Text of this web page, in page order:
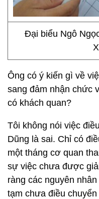
Đại biểu Ngô
Ông có ý kiến gì về
sang đảm nhận chức
có khách quan?
Tôi không nói việc
Dũng là sai. Chỉ có
một tháng cơ quan
sự việc chưa được
ràng các nguyên
tạm chưa điều